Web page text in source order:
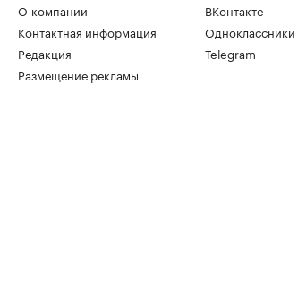
О компании
Контактная информация
Редакция
Размещение рекламы
ВКонтакте
Одноклассники
Telegram